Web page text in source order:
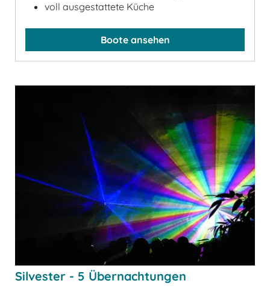
voll ausgestattete Küche
Boote ansehen
Silvester - 5 Übernachtungen